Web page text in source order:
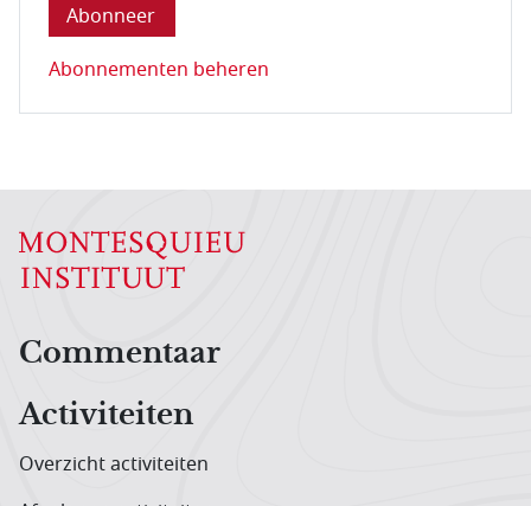
Abonnementen beheren
Hoofdnavigatiemenu
Commentaar
Activiteiten
Overzicht activiteiten